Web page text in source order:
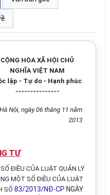
CỘNG HÒA XÃ HỘI CHỦ
NGHĨA VIỆT NAM
lập - Tự do - Hạnh phúc
---------------
Hà Nội, ngày 06 tháng 11 năm
2013
TƯ
ĐIỀU CỦA LUẬT QUẢN LÝ
MỘT SỐ ĐIỀU CỦA LUẬT
SỐ 83/2013/NĐ-CP NGÀY